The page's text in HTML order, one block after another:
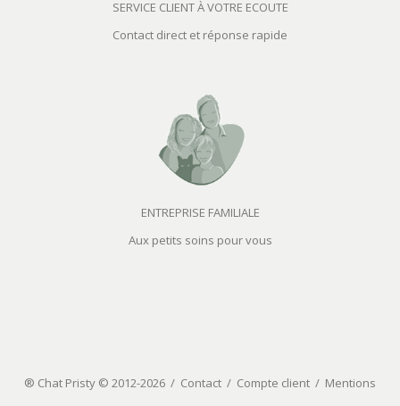
SERVICE CLIENT À VOTRE ECOUTE
Contact direct et réponse rapide
ENTREPRISE FAMILIALE
Aux petits soins pour vous
® Chat Pristy © 2012-2026 / Contact / Compte client / Mentions